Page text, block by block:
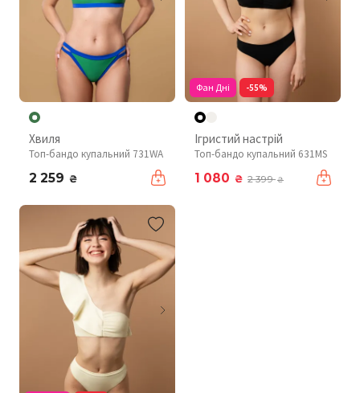
Хвиля
Топ-бандо купальний 731WA
2 259 ₴
Фан Дні -55%
Ігристий настрій
Топ-бандо купальний 631MS
1 080 ₴ 2 399₴